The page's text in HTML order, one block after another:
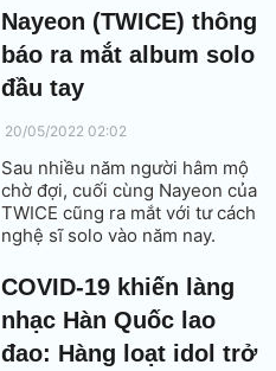
và phát triển cho các doanh
nghiệp vừa và nhỏ. Đồng thời,
góp phần tạo ra nhiều cơ hội
việc làm mới và một khu vực tư
nhân năng động.
Nayeon (TWICE) thông
báo ra mắt album solo
đầu tay
20/05/2022 02:02
Sau nhiều năm người hâm mộ
chờ đợi, cuối cùng Nayeon của
TWICE cũng ra mắt với tư cách
nghệ sĩ solo vào năm nay.
COVID-19 khiến làng
nhạc Hàn Quốc lao
đao: Hàng loạt idol trở